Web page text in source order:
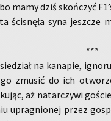
mamy dziś skoń­czyć
ści­snę­ła syna jesz­cze
***
na ka­na­pie,
zmu­sić do ich
aż na­tar­czy­wi
upra­gnio­nej przez